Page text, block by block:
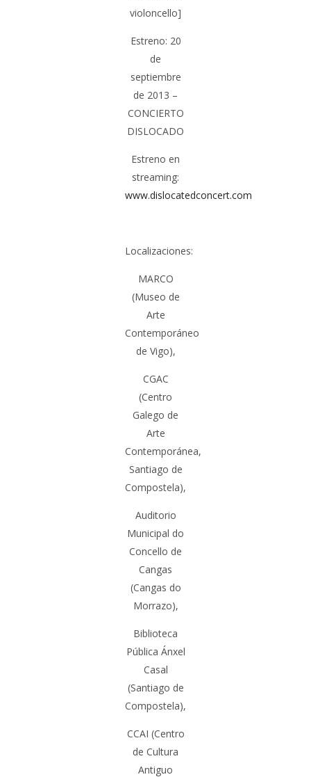
violoncello]
Estreno: 20
de
septiembre
de 2013 –
CONCIERTO
DISLOCADO
Estreno en
streaming:
www.dislocatedconcert.com
Localizaciones:
MARCO
(Museo de
Arte
Contemporáneo
de Vigo),
CGAC
(Centro
Galego de
Arte
Contemporánea,
Santiago de
Compostela),
Auditorio
Municipal do
Concello de
Cangas
(Cangas do
Morrazo),
Biblioteca
Pública Ánxel
Casal
(Santiago de
Compostela),
CCAI (Centro
de Cultura
Antiguo